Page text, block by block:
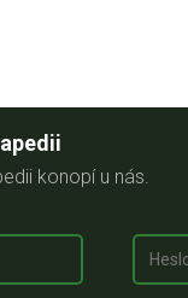
konopí u nás.